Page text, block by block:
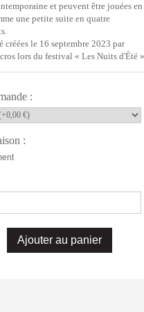
et peuvent être jouées en
une petite suite en quatre
créées le 16 septembre 2023 par
lors du festival « Les Nuits d'Été
Ducros
Little Studies for alto saxophone
:
: